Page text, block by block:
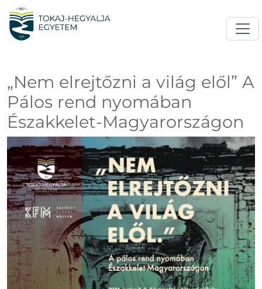
„Nem elrejtőzni a világ elől” A
Pálos rend nyomában
Északkelet-Magyarországon